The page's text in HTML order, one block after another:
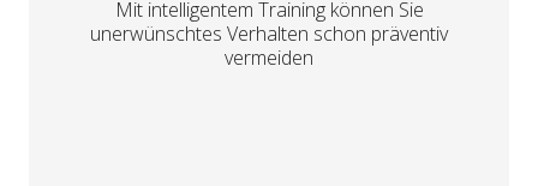
Mit intelligentem Training können Sie
unerwünschtes Verhalten schon präventiv
vermeiden